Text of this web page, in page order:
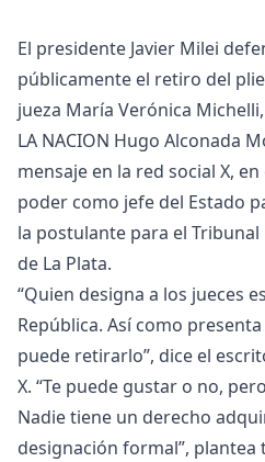
El presidente Javier Milei
públicamente el retiro del
jueza María Verónica
LA NACION Hugo Alconada
mensaje en la red social X,
poder como jefe del Estado
la postulante para el
de La Plata.
“Quien designa a los jueces
República. Así como
puede retirarlo”, dice el
X. “Te puede gustar o no,
Nadie tiene un derecho
designación formal”,